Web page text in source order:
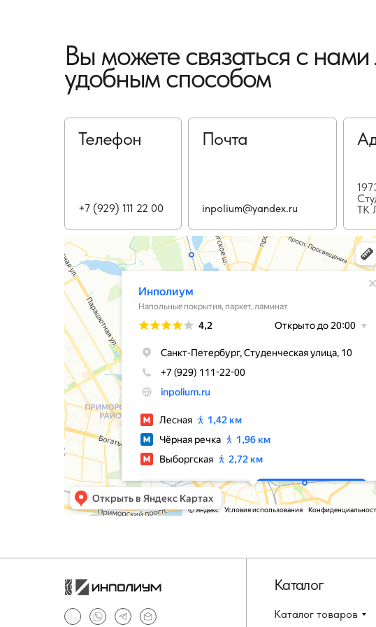
Вы можете связаться с
удобным способом
Телефон Почта
ТК
+7 (929) 111 22 00 inpolium@yandex.ru
Каталог товаров
Каталог